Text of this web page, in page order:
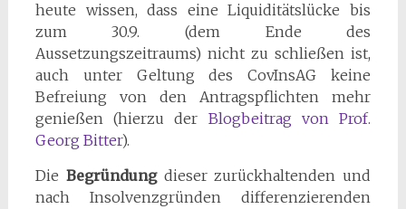
heute wissen, dass eine Liquiditätslücke bis
zum 30.9. (dem Ende des
Aussetzungszeitraums) nicht zu schließen ist,
auch unter Geltung des CovInsAG keine
Befreiung von den Antragspflichten mehr
genießen (hierzu der Blogbeitrag von Prof.
Georg Bitter).
Die Begründungdieser zurückhaltenden und
nach Insolvenzgründen differenzierenden